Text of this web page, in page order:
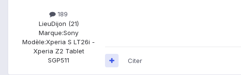
189
LieuDijon (21)
Marque:Sony
Modèle:Xperia S LT26i -
Xperia Z2 Tablet
SGP511
Citer